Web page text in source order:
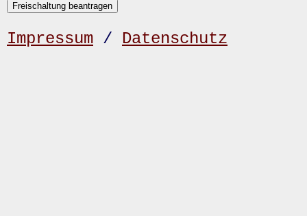
Impressum / Datenschutz